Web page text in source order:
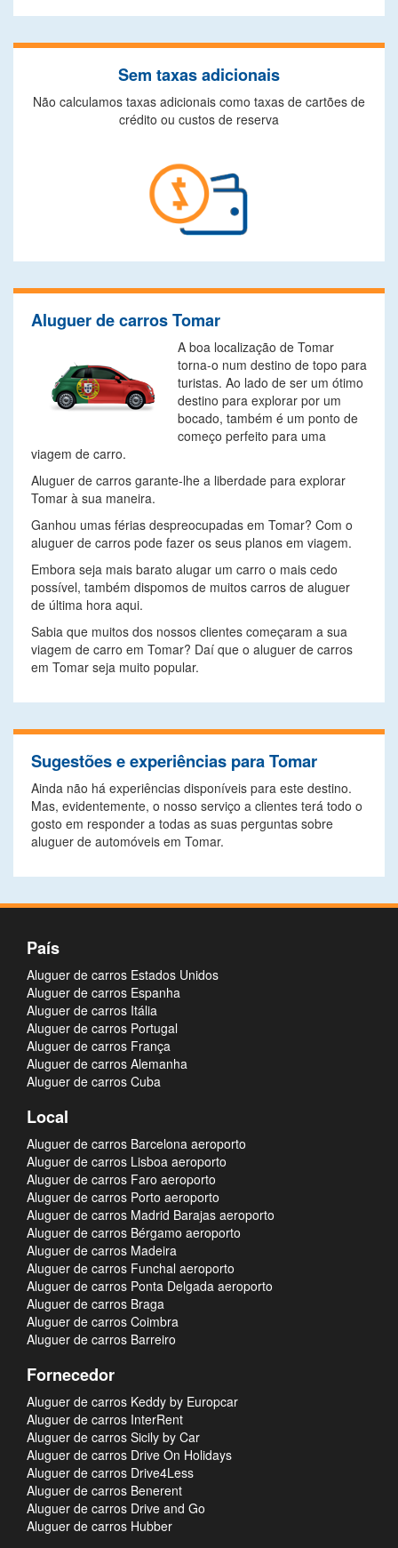
Sem taxas adicionais
Não calculamos taxas adicionais como taxas de cartões de
crédito ou custos de reserva
Aluguer de carros Tomar
A boa localização de Tomar
torna-o num destino de topo para
turistas. Ao lado de ser um ótimo
destino para explorar por um
bocado, também é um ponto de
começo perfeito para uma
viagem de carro.
Aluguer de carros garante-lhe a liberdade para explorar
Tomar à sua maneira.
Ganhou umas férias despreocupadas em Tomar? Com o
aluguer de carros pode fazer os seus planos em viagem.
Embora seja mais barato alugar um carro o mais cedo
possível, também dispomos de muitos carros de aluguer
de última hora aqui.
Sabia que muitos dos nossos clientes começaram a sua
viagem de carro em Tomar? Daí que o aluguer de carros
em Tomar seja muito popular.
Sugestões e experiências para Tomar
Ainda não há experiências disponíveis para este destino.
Mas, evidentemente, o nosso serviço a clientes terá todo o
gosto em responder a todas as suas perguntas sobre
aluguer de automóveis em Tomar.
País
Aluguer de carros Estados Unidos
Aluguer de carros Espanha
Aluguer de carros Itália
Aluguer de carros Portugal
Aluguer de carros França
Aluguer de carros Alemanha
Aluguer de carros Cuba
Local
Aluguer de carros Barcelona aeroporto
Aluguer de carros Lisboa aeroporto
Aluguer de carros Faro aeroporto
Aluguer de carros Porto aeroporto
Aluguer de carros Madrid Barajas aeroporto
Aluguer de carros Bérgamo aeroporto
Aluguer de carros Madeira
Aluguer de carros Funchal aeroporto
Aluguer de carros Ponta Delgada aeroporto
Aluguer de carros Braga
Aluguer de carros Coimbra
Aluguer de carros Barreiro
Fornecedor
Aluguer de carros Keddy by Europcar
Aluguer de carros InterRent
Aluguer de carros Sicily by Car
Aluguer de carros Drive On Holidays
Aluguer de carros Drive4Less
Aluguer de carros Benerent
Aluguer de carros Drive and Go
Aluguer de carros Hubber